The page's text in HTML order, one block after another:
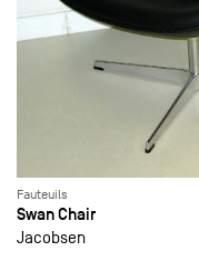
Fauteuils
Swan Chair
Jacobsen